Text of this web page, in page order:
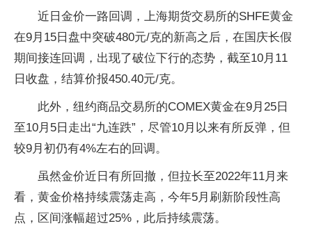
近日金价一路回调，上海期货交易所的SHFE黄金
在9月15日盘中突破480元/克的新高之后，在国庆长假
期间接连回调，出现了破位下行的态势，截至10月11
日收盘，结算价报450.40元/克。
此外，纽约商品交易所的COMEX黄金在9月25日
至10月5日走出“九连跌”，尽管10月以来有所反弹，但
较9月初仍有4%左右的回调。
虽然金价近日有所回撤，但拉长至2022年11月来
看，黄金价格持续震荡走高，今年5月刷新阶段性高
点，区间涨幅超过25%，此后持续震荡。